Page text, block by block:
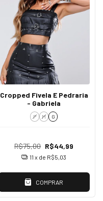
Cropped Fivela E Pedraria
- Gabriela
P M G
R$75,00 R$44,99
11 x de R$5,03
COMPRAR